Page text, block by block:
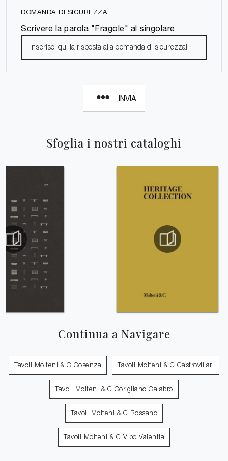
Sfoglia i nostri cataloghi
Continua a Navigare
Tavoli Molteni & C Cosenza Tavoli Molteni & C Castrovillari
Tavoli Molteni & C Corigliano Calabro
Tavoli Molteni & C Rossano
Tavoli Molteni & C Vibo Valentia
DOMANDA DI SICUREZZA
Scrivere la parola "Fragole" al singolare
INVIA